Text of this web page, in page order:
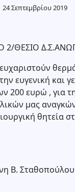
24 Σεπτεμβρίου 2019
2/ΘΕΣΙΟ
ευγενική και
200 ευρώ , για
μας
θητεία
Β. Σταθοπούλου